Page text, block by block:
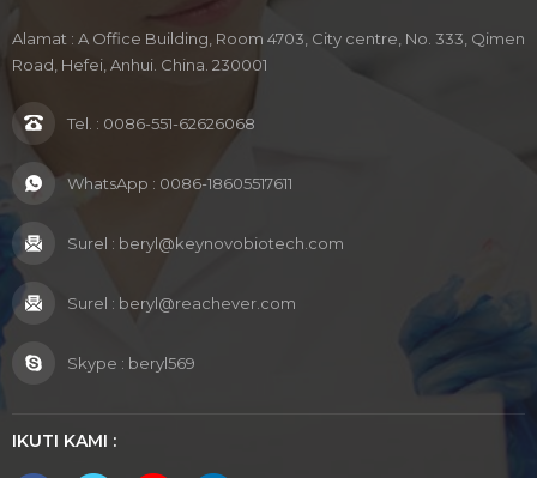
Alamat : A Office Building, Room 4703, City centre, No. 333, Qimen
Road, Hefei, Anhui. China. 230001
Tel. : 0086-551-62626068
WhatsApp : 0086-18605517611
Surel : beryl@keynovobiotech.com
Surel : beryl@reachever.com
Skype : beryl569
IKUTI KAMI :